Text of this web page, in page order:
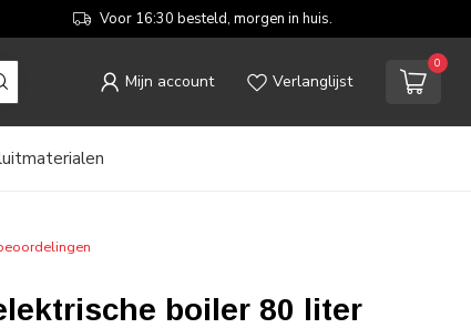
Voor 16:30 besteld, morgen in huis.
Mijn account Verlanglijst
0
boiler 80 liter